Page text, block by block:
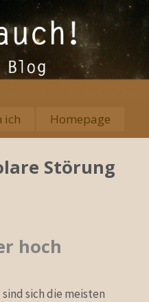
ich Homepage
Störung
hoch
sich die meisten